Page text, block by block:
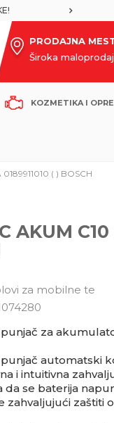
PRODAJNA
Široka
KOZMETIKA I
( ) BOSCH
AKUM C10
za mobilne te
za
punjač automatski
i intuitivna
da se baterija
zahvaljujući zaštiti